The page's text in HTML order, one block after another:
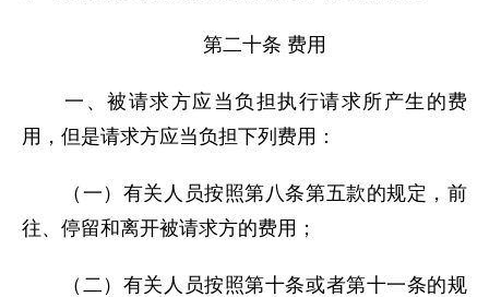
第二十条 费用
一、被请求方应当负担执行请求所产生的费
用，但是请求方应当负担下列费用：
（一）有关人员按照第八条第五款的规定，前
往、停留和离开被请求方的费用；
（二）有关人员按照第十条或者第十一条的规